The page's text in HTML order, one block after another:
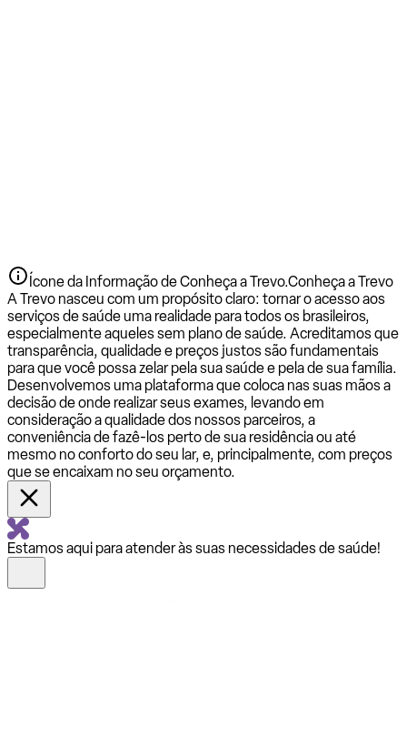
Ícone da Informação de Conheça a Trevo.Conheça a Trevo
A Trevo nasceu com um propósito claro: tornar o acesso aos
serviços de saúde uma realidade para todos os brasileiros,
especialmente aqueles sem plano de saúde. Acreditamos que
transparência, qualidade e preços justos são fundamentais
para que você possa zelar pela sua saúde e pela de sua família.
Desenvolvemos uma plataforma que coloca nas suas mãos a
decisão de onde realizar seus exames, levando em
consideração a qualidade dos nossos parceiros, a
conveniência de fazê-los perto de sua residência ou até
mesmo no conforto do seu lar, e, principalmente, com preços
que se encaixam no seu orçamento.
Estamos aqui para atender às suas necessidades de saúde!